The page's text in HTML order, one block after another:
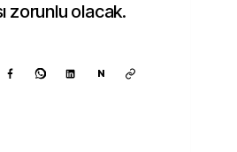
zorunlu olacak.
N